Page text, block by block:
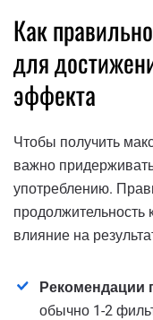
Как
для
эффекта
Чтобы получить
важно
употреблению.
продолжительность
влияние на
Рекомендации
обычно 1-2